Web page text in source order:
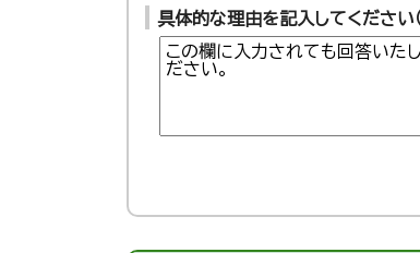
具体的な理由を記入してください